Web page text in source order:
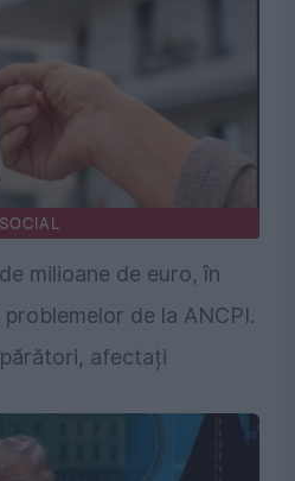
SOCIAL
milioane de euro, în
de la ANCPI.
afectați